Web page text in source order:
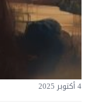
4 أكتوبر 2025